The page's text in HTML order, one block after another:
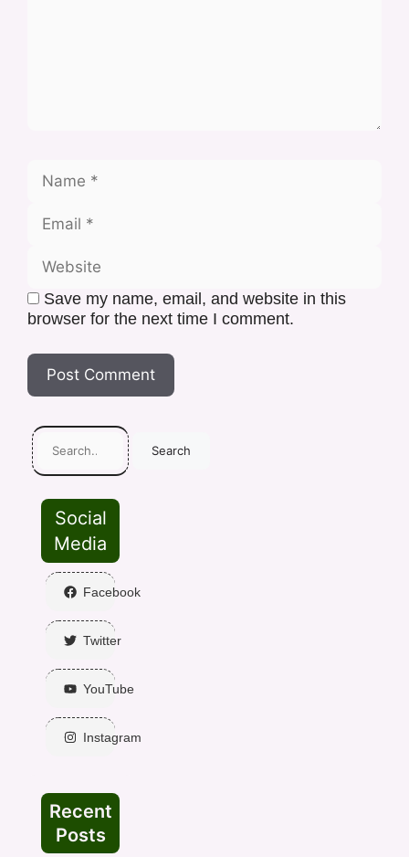
Save my name, email, and website in this
browser for the next time I comment.
Search
Social
Media
Facebook
Twitter
YouTube
Instagram
Recent
Posts